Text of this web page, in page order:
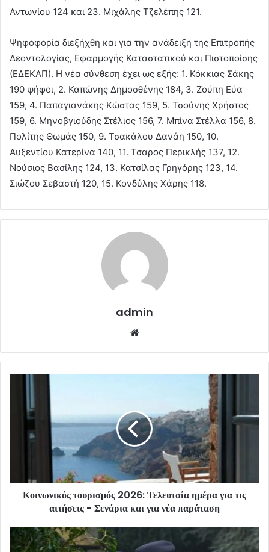
Αντωνίου 124 και 23. Μιχάλης Τζελέπης 121.
Ψηφοφορία διεξήχθη και για την ανάδειξη της Επιτροπής
Δεοντολογίας, Εφαρμογής Καταστατικού και Πιστοποίσης
(ΕΔΕΚΑΠ). Η νέα σύνθεση έχει ως εξής: 1. Κόκκιας Σάκης
190 ψήφοι, 2. Καπώνης Δημοσθένης 184, 3. Ζούπη Εύα
159, 4. Παπαγιανάκης Κώστας 159, 5. Τσούνης Χρήστος
159, 6. Μηνοβγιούδης Στέλιος 156, 7. Μπίνα Στέλλα 156, 8.
Πολίτης Θωμάς 150, 9. Τσακάλου Δανάη 150, 10.
Αυξεντίου Κατερίνα 140, 11. Τσαρος Περικλής 137, 12.
Νούσιος Βασίλης 124, 13. Κατσίλας Γρηγόρης 123, 14.
Σιώζου Σεβαστή 120, 15. Κονδύλης Χάρης 118.
admin
Κοινωνικός τουρισμός 2026: Τελευταία ημέρα για τις
αιτήσεις - Σενάρια και για νέα παράταση